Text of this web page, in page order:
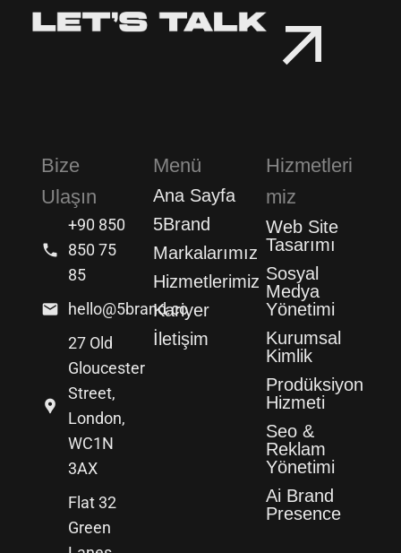
Bize
Ulaşın
+90 850
850 75
85
hello@5brand.co
27 Old
Gloucester
Street,
London,
WC1N
3AX
Flat 32
Green
Menü
Ana Sayfa
5Brand
Markalarımız
Hizmetlerimiz
Kariyer
İletişim
Hizmetleri
miz
Web Site
Tasarımı
Sosyal
Medya
Yönetimi
Kurumsal
Kimlik
Prodüksiyon
Hizmeti
Seo &
Reklam
Yönetimi
Ai Brand
Presence